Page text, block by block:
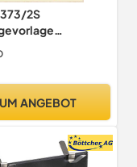
2S
Osterhase,
DIN A 4,
basteln,
Osterdeko
ANGEBOT